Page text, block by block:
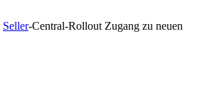
Seller-Central-Rollout Zugang zu neuen